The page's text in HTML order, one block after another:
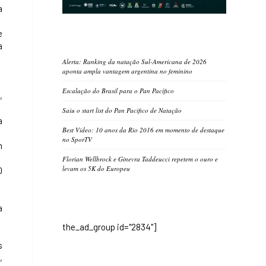
Alerta: Ranking da natação Sul-Americana de 2026
aponta ampla vantagem argentina no feminino
Escalação do Brasil para o Pan Pacífico
Saiu o start list do Pan Pacifico de Natação
Best Video: 10 anos da Rio 2016 em momento de destaque
no SporTV
Florian Wellbrock e Ginevra Taddeucci repetem o ouro e
levam os 5K do Europeu
the_ad_group id="2834"]